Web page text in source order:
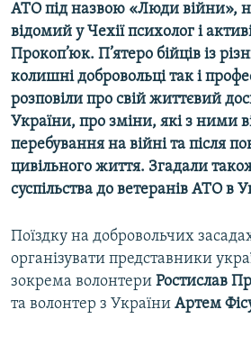
ДОЛУЧАЙСЯ!
Усі сайти RFE/RL
АТО під назвою «Люди війни»,
відомий у Чехії психолог і
Прокоп’юк. П’ятеро бійців із
колишні добровольці так і
розповіли про свій життєвий
України, про зміни, які з ними
перебування на війні та після
цивільного життя. Згадали
суспільства до ветеранів АТО в
Поїздку на добровольчих
організувати представники
зокрема волонтери Ростислав
та волонтер з України Артем